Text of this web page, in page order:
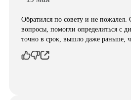
Обратился по совету и не пожалел.
вопросы, помогли определиться с
точно в срок, вышло даже раньше,